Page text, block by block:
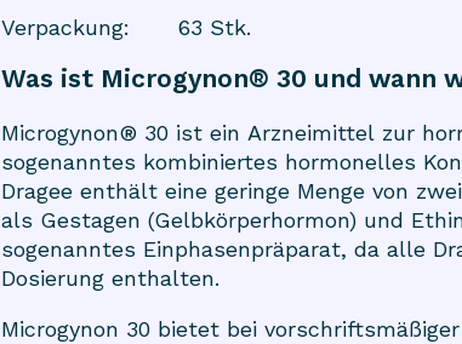
Verpackung: 63 Stk.
Was ist Microgynon® 30 und wann
Microgynon® 30 ist ein Arzneimittel zur
sogenanntes kombiniertes hormonelles
Dragee enthält eine geringe Menge von
als Gestagen (Gelbkörperhormon) und
sogenanntes Einphasenpräparat, da alle
Dosierung enthalten.
Microgynon 30 bietet bei